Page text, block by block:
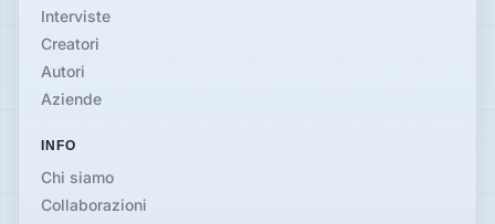
Interviste
Creatori
Autori
Aziende
INFO
Chi siamo
Collaborazioni